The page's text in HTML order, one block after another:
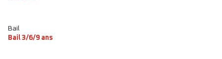
Bail
Bail 3/6/9 ans